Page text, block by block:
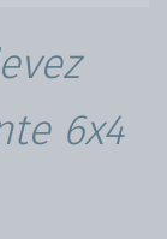
6x4